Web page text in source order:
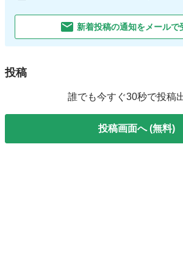
新着投稿の通知をメールで
投稿
誰でも今すぐ30秒で投稿
投稿画面へ (無料)